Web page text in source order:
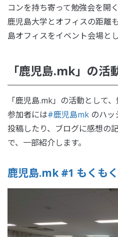
コンを持ち寄って勉強会を開
鹿児島大学とオフィスの距離
島オフィスをイベント会場と
「鹿児島.mk」の活
「鹿児島.mk」の活動として
参加者には#鹿児島mk のハ
投稿したり、ブログに感想の
で、一部紹介します。
鹿児島.mk #1 もくも